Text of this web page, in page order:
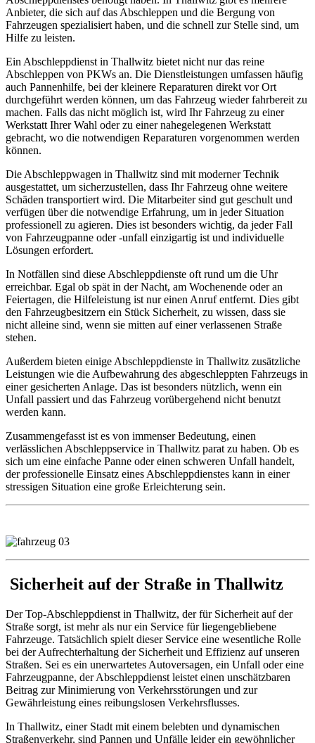
Anbieter, die sich auf das Abschleppen und die Bergung von
Fahrzeugen spezialisiert haben, und die schnell zur Stelle sind, um
Hilfe zu leisten.
Ein Abschleppdienst in Thallwitz bietet nicht nur das reine
Abschleppen von PKWs an. Die Dienstleistungen umfassen häufig
auch Pannenhilfe, bei der kleinere Reparaturen direkt vor Ort
durchgeführt werden können, um das Fahrzeug wieder fahrbereit zu
machen. Falls das nicht möglich ist, wird Ihr Fahrzeug zu einer
Werkstatt Ihrer Wahl oder zu einer nahegelegenen Werkstatt
gebracht, wo die notwendigen Reparaturen vorgenommen werden
können.
Die Abschleppwagen in Thallwitz sind mit moderner Technik
ausgestattet, um sicherzustellen, dass Ihr Fahrzeug ohne weitere
Schäden transportiert wird. Die Mitarbeiter sind gut geschult und
verfügen über die notwendige Erfahrung, um in jeder Situation
professionell zu agieren. Dies ist besonders wichtig, da jeder Fall
von Fahrzeugpanne oder -unfall einzigartig ist und individuelle
Lösungen erfordert.
In Notfällen sind diese Abschleppdienste oft rund um die Uhr
erreichbar. Egal ob spät in der Nacht, am Wochenende oder an
Feiertagen, die Hilfeleistung ist nur einen Anruf entfernt. Dies gibt
den Fahrzeugbesitzern ein Stück Sicherheit, zu wissen, dass sie
nicht alleine sind, wenn sie mitten auf einer verlassenen Straße
stehen.
Außerdem bieten einige Abschleppdienste in Thallwitz zusätzliche
Leistungen wie die Aufbewahrung des abgeschleppten Fahrzeugs in
einer gesicherten Anlage. Das ist besonders nützlich, wenn ein
Unfall passiert und das Fahrzeug vorübergehend nicht benutzt
werden kann.
Zusammengefasst ist es von immenser Bedeutung, einen
verlässlichen Abschleppservice in Thallwitz parat zu haben. Ob es
sich um eine einfache Panne oder einen schweren Unfall handelt,
der professionelle Einsatz eines Abschleppdienstes kann in einer
stressigen Situation eine große Erleichterung sein.
Sicherheit auf der Straße in Thallwitz
Der Top-Abschleppdienst in Thallwitz, der für Sicherheit auf der
Straße sorgt, ist mehr als nur ein Service für liegengebliebene
Fahrzeuge. Tatsächlich spielt dieser Service eine wesentliche Rolle
bei der Aufrechterhaltung der Sicherheit und Effizienz auf unseren
Straßen. Sei es ein unerwartetes Autoversagen, ein Unfall oder eine
Fahrzeugpanne, der Abschleppdienst leistet einen unschätzbaren
Beitrag zur Minimierung von Verkehrsstörungen und zur
Gewährleistung eines reibungslosen Verkehrsflusses.
In Thallwitz, einer Stadt mit einem belebten und dynamischen
Straßenverkehr, sind Pannen und Unfälle leider ein gewöhnlicher